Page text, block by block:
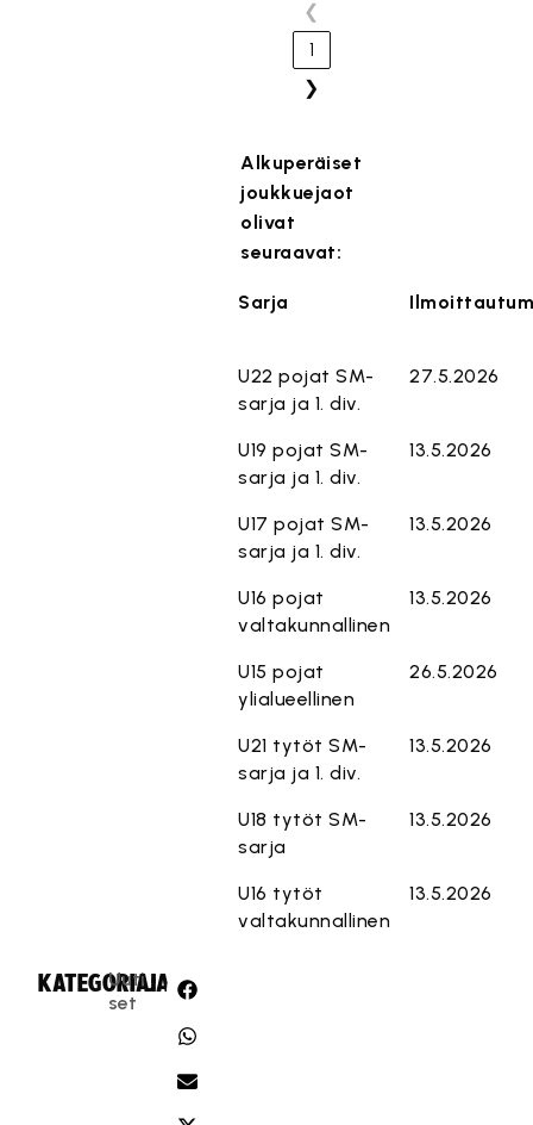
❮
1
❯
Alkuperäiset
joukkuejaot
olivat
seuraavat:
Sarja
U22 pojat SM-
sarja ja 1. div.
27.5.2026
U19 pojat SM-
sarja ja 1. div.
13.5.2026
U17 pojat SM-
sarja ja 1. div.
13.5.2026
U16 pojat
valtakunnallinen
13.5.2026
U15 pojat
ylialueellinen
26.5.2026
U21 tytöt SM-
sarja ja 1. div.
13.5.2026
U18 tytöt SM-
sarja
13.5.2026
U16 tytöt
valtakunnallinen
13.5.2026
KATEGORIA:
Uuti
set
JAA: